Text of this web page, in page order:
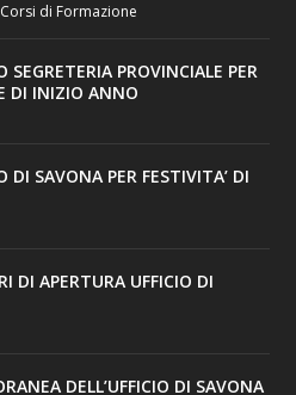
Corsi di Formazione
SEGRETERIA PROVINCIALE PER
DI INIZIO ANNO
DI SAVONA PER FESTIVITA’ DI
DI APERTURA UFFICIO DI
DELL’UFFICIO DI SAVONA